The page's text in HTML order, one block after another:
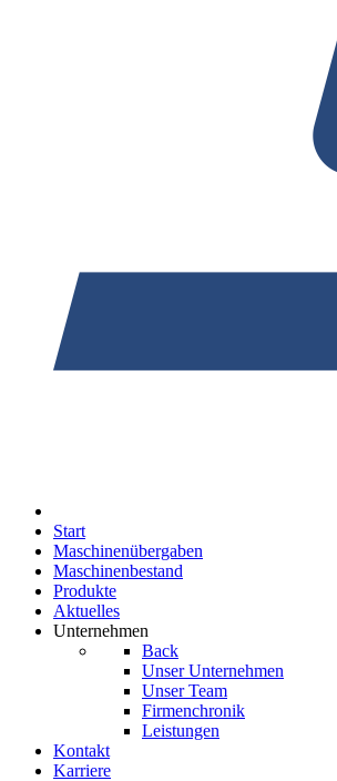
Start
Maschinenübergaben
Maschinenbestand
Produkte
Aktuelles
Unternehmen
Back
Unser Unternehmen
Unser Team
Firmenchronik
Leistungen
Kontakt
Karriere